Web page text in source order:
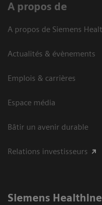
A propos de
A propos de Siemens
Actualités & évènements
Emplois & carrières
Espace média
Bâtir un avenir durable
Relations investisseurs
Siemens